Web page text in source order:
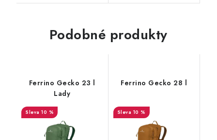
Podobné produkty
Ferrino Gecko 23 l
Lady
10 %
Ferrino Gecko 28 l
10 %